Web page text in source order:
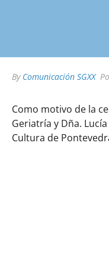
By Comunicación SGXX
Como motivo de la
Geriatría y Dña.
Cultura de